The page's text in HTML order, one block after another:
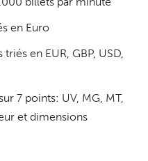
en Euro
en EUR, GBP, USD,
7 points: UV, MG, MT,
et dimensions